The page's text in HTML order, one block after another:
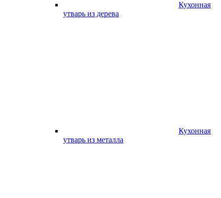
Кухонная
утварь из дерева
Кухонная
утварь из металла